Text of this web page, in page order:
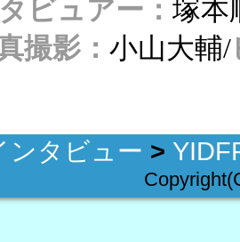
ビュアー：塚本
撮影：小山大輔/
ンタビュー >